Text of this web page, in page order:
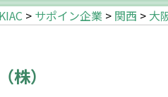
> サポイン企業 > 関西 > 大
株）